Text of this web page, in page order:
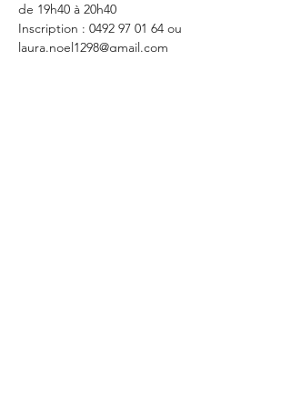
de 19h40 à 20h40
Inscription : 0492 97 01 64 ou
laura.noel1298@gmail.com